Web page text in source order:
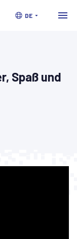
DE
Spaß und